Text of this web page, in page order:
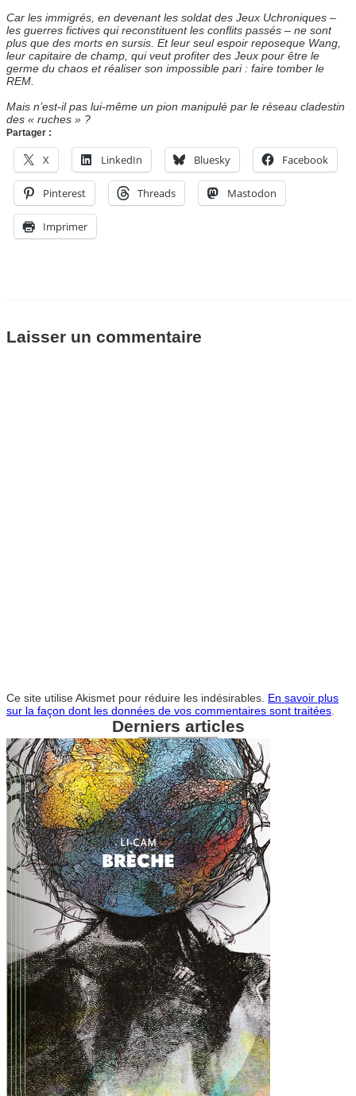
Car les immigrés, en devenant les soldat des Jeux Uchroniques –
les guerres fictives qui reconstituent les conflits passés – ne sont
plus que des morts en sursis. Et leur seul espoir reposeque Wang,
leur capitaire de champ, qui veut profiter des Jeux pour être le
germe du chaos et réaliser son impossible pari : faire tomber le
REM.
Mais n’est-il pas lui-même un pion manipulé par le réseau cladestin
des « ruches » ?
Partager :
X LinkedIn Bluesky Facebook
Pinterest Threads Mastodon
Imprimer
Laisser un commentaire
Ce site utilise Akismet pour réduire les indésirables. En savoir plus
sur la façon dont les données de vos commentaires sont traitées
Derniers articles